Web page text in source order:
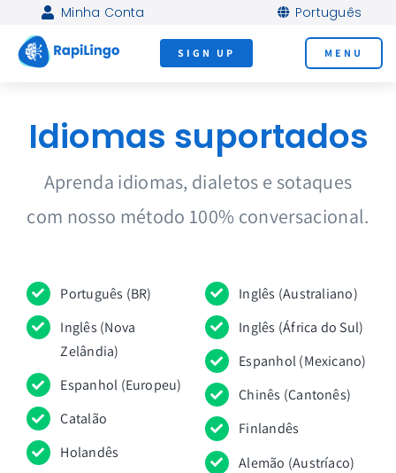
content
Minha Conta Português
MENU
SIGN UP
Idiomas suportados
Aprenda idiomas, dialetos e sotaques
com nosso método 100% conversacional.
Português (BR)
Inglês (Nova
Zelândia)
Espanhol (Europeu)
Catalão
Holandês
Inglês (Australiano)
Inglês (África do Sul)
Espanhol (Mexicano)
Chinês (Cantonês)
Finlandês
Alemão (Austríaco)